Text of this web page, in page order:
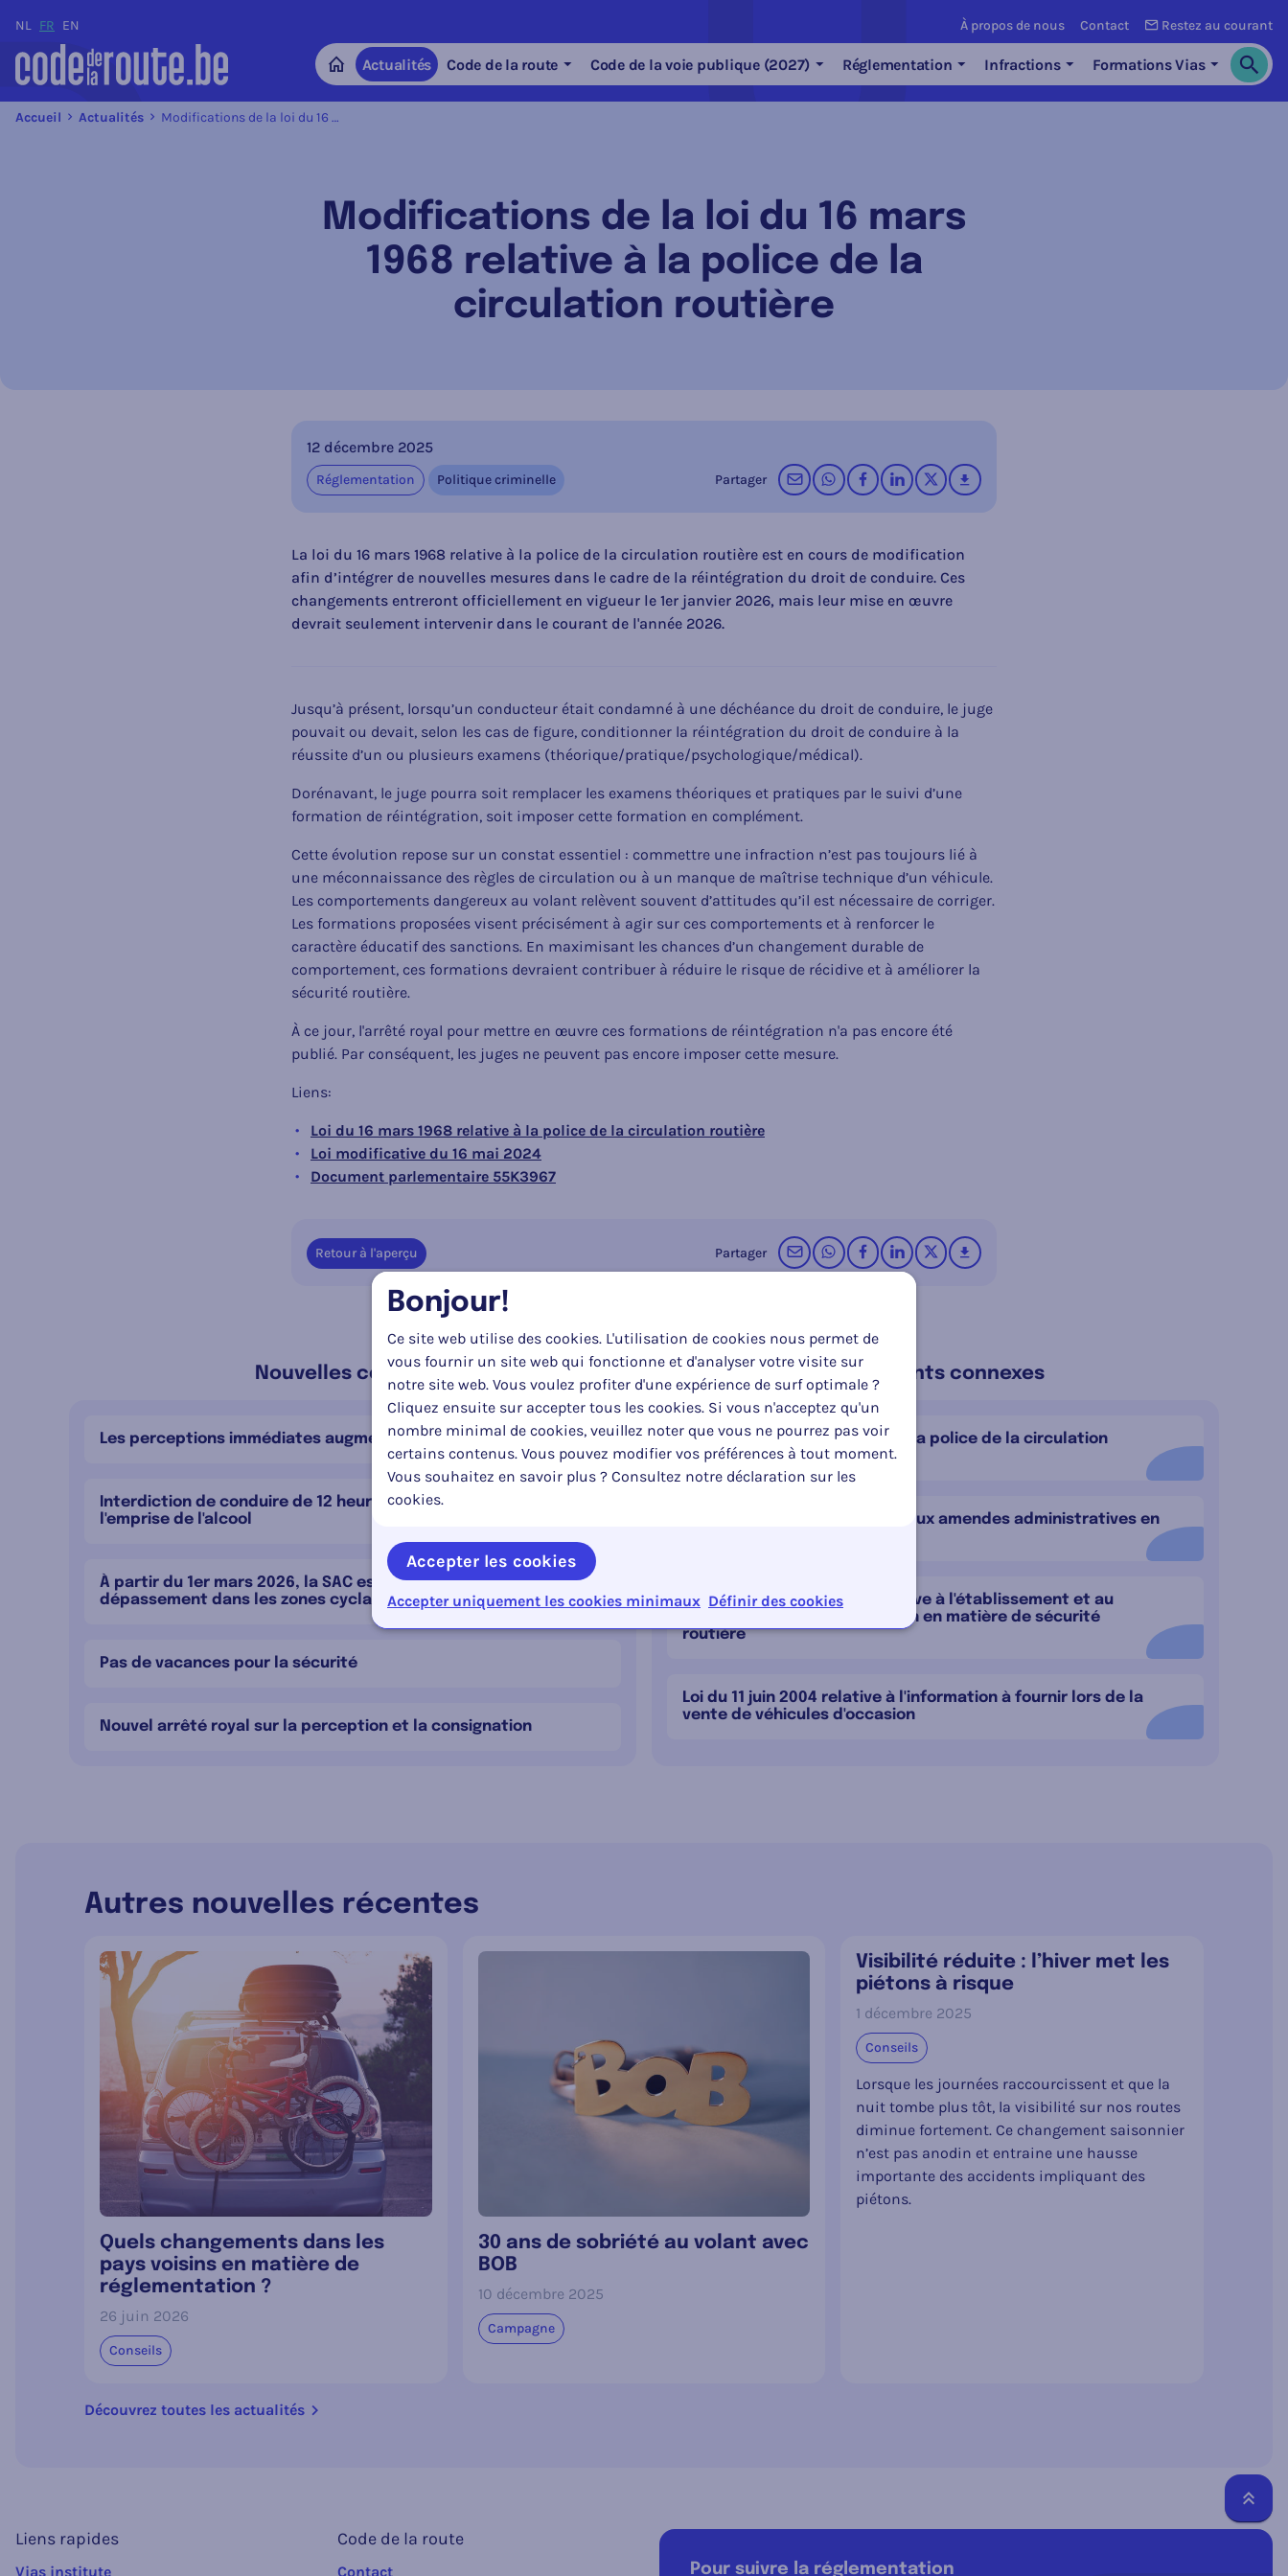
NL FR EN À propos de nous Contact Restez au courant
HomeActualités Code de la route Code de la voie publique (2027) Réglementation Infractions Formations Vias
Accueil Actualités Modifications de la loi du 16 mars 1968 relative à la police de la circulation routière
Modifications de la loi du 16 mars
1968 relative à la police de la
circulation routière
12 décembre 2025
Réglementation Politique criminelle Partager par courrier électronique
sur WhatsApp
sur Facebook
sur LinkedIn
op X (Twitter)
télécharger
La loi du 16 mars 1968 relative à la police de la circulation routière est en cours de modification
afin d’intégrer de nouvelles mesures dans le cadre de la réintégration du droit de conduire. Ces
changements entreront officiellement en vigueur le 1er janvier 2026, mais leur mise en œuvre
devrait seulement intervenir dans le courant de l'année 2026.
Jusqu’à présent, lorsqu’un conducteur était condamné à une déchéance du droit de conduire, le juge
pouvait ou devait, selon les cas de figure, conditionner la réintégration du droit de conduire à la
réussite d’un ou plusieurs examens (théorique/pratique/psychologique/médical).
Dorénavant, le juge pourra soit remplacer les examens théoriques et pratiques par le suivi d’une
formation de réintégration, soit imposer cette formation en complément.
Cette évolution repose sur un constat essentiel : commettre une infraction n’est pas toujours lié à
une méconnaissance des règles de circulation ou à un manque de maîtrise technique d’un véhicule.
Les comportements dangereux au volant relèvent souvent d’attitudes qu’il est nécessaire de corriger.
Les formations proposées visent précisément à agir sur ces comportements et à renforcer le
caractère éducatif des sanctions. En maximisant les chances d’un changement durable de
comportement, ces formations devraient contribuer à réduire le risque de récidive et à améliorer la
sécurité routière.
À ce jour, l'arrêté royal pour mettre en œuvre ces formations de réintégration n'a pas encore été
publié. Par conséquent, les juges ne peuvent pas encore imposer cette mesure.
Liens:
Loi du 16 mars 1968 relative à la police de la circulation routière
Loi modificative du 16 mai 2024
Document parlementaire 55K3967
Retour à l'aperçu Partager par courrier électronique
sur WhatsApp
sur Facebook
sur LinkedIn
op X (Twitter)
télécharger
Nouvelles connexes
Les perceptions immédiates augmentent de 10 %
Interdiction de conduire de 12 heures en cas de conduite sous
l'emprise de l'alcool
À partir du 1er mars 2026, la SAC est possible pour le
dépassement dans les zones cyclables
Pas de vacances pour la sécurité
Nouvel arrêté royal sur la perception et la consignation
Règlements connexes
Loi du 16 mars 1968 relative à la police de la circulation
routière
Décret du 4 avril 2019 relatif aux amendes administratives en
Loi du 6 décembre 2005 relative à l'établissement et au
financement de plans d'action en matière de sécurité
routière
Loi du 11 juin 2004 relative à l'information à fournir lors de la
vente de véhicules d'occasion
Autres nouvelles récentes
Quels changements dans les
pays voisins en matière de
réglementation ?
26 juin 2026
Conseils
30 ans de sobriété au volant avec
BOB
10 décembre 2025
Campagne
Visibilité réduite : l’hiver met les
piétons à risque
1 décembre 2025
Conseils
Lorsque les journées raccourcissent et que la
nuit tombe plus tôt, la visibilité sur nos routes
diminue fortement. Ce changement saisonnier
n’est pas anodin et entraine une hausse
importante des accidents impliquant des
piétons.
Découvrez toutes les actualités
Liens rapides
Vias institute
Code de la route
Contact Pour suivre la réglementation
Bonjour!
Ce site web utilise des cookies. L'utilisation de cookies nous permet de
vous fournir un site web qui fonctionne et d'analyser votre visite sur
notre site web. Vous voulez profiter d'une expérience de surf optimale ?
Cliquez ensuite sur accepter tous les cookies. Si vous n'acceptez qu'un
nombre minimal de cookies, veuillez noter que vous ne pourrez pas voir
certains contenus. Vous pouvez modifier vos préférences à tout moment.
Vous souhaitez en savoir plus ? Consultez notre déclaration sur les
cookies.
Accepter les cookies
Accepter uniquement les cookies minimaux Définir des cookies